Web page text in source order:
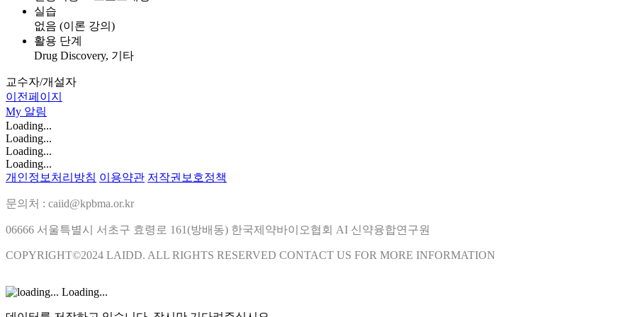
실습
없음 (이론 강의)
활용 단계
Drug Discovery, 기타
교수자/개설자
이전페이지
My 알림
Loading...
Loading...
Loading...
Loading...
개인정보처리방침 이용약관 저작권보호정책
문의처 : caiid@kpbma.or.kr
06666 서울특별시 서초구 효령로 161(방배동) 한국제약바이오협회 AI 신약융합연구원
COPYRIGHT©2024 LAIDD. ALL RIGHTS RESERVED CONTACT US FOR MORE INFORMATION
Loading...